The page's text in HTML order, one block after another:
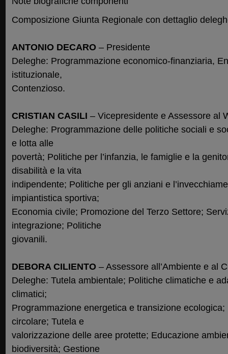
Composizione Giunta Regionale con dettaglio
ANTONIO DECARO – Presidente
Deleghe: Programmazione economico-finanziaria,
istituzionale,
Contenzioso.
CRISTIAN CASILI – Vicepresidente e Assessore al
Deleghe: Programmazione delle politiche sociali e
e lotta alle
povertà; Politiche per l’infanzia, le famiglie e la
disabilità e la vita
indipendente; Politiche per gli anziani e
impiantistica sportiva;
Economia civile; Promozione del Terzo Settore;
integrazione; Politiche
giovanili.
DEBORA CILIENTO – Assessore all’Ambiente e al
Deleghe: Tutela ambientale; Politiche climatiche e
climatici;
Programmazione energetica e transizione
circolare; Tutela e
valorizzazione delle aree protette; Educazione
biodiversità; Gestione